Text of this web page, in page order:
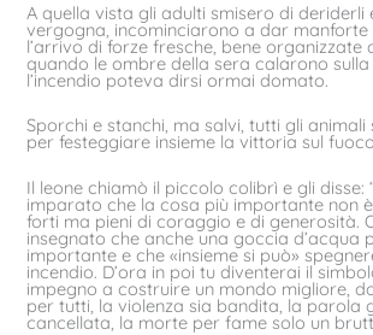
A quella vista gli adulti smisero di deriderli
vergogna, incominciarono a dar manforte
l’arrivo di forze fresche, bene organizzate
quando le ombre della sera calarono sulla
l’incendio poteva dirsi ormai domato.
Sporchi e stanchi, ma salvi, tutti gli
per festeggiare insieme la vittoria sul
Il leone chiamò il piccolo colibrì e gli disse:
imparato che la cosa più importante non
forti ma pieni di coraggio e di generosità.
insegnato che anche una goccia d’acqua
importante e che «insieme si può»
incendio. D’ora in poi tu diventerai il
impegno a costruire un mondo migliore,
per tutti, la violenza sia bandita, la parola
cancellata, la morte per fame solo un